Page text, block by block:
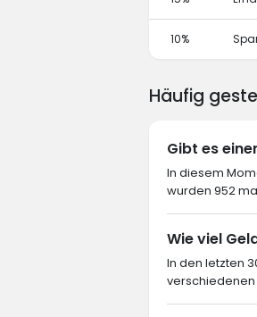
10%
Häufig
Gibt es
In diesem
wurden 952
Wie viel
In den letzten